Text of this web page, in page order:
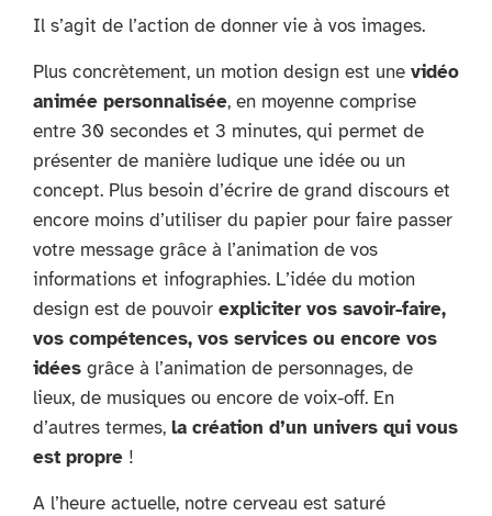
Il s’agit de l’action de donner vie à vos images.
Plus concrètement, un motion design est une vidéo
animée personnalisée, en moyenne comprise
entre 30 secondes et 3 minutes, qui permet de
présenter de manière ludique une idée ou un
concept. Plus besoin d’écrire de grand discours et
encore moins d’utiliser du papier pour faire passer
votre message grâce à l’animation de vos
informations et infographies. L’idée du motion
design est de pouvoir expliciter vos savoir-faire,
vos compétences, vos services ou encore vos
idées grâce à l’animation de personnages, de
lieux, de musiques ou encore de voix-off. En
d’autres termes, la création d’un univers qui vous
est propre !
A l’heure actuelle, notre cerveau est saturé